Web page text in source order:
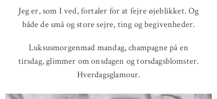
Jeg er, som I ved, fortaler for at fejre øjeblikket. Og
både de små og store sejre, ting og begivenheder.
Luksusmorgenmad mandag, champagne på en
tirsdag, glimmer om onsdagen og torsdagsblomster.
Hverdagsglamour.